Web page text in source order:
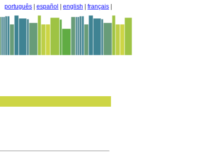
português español english français